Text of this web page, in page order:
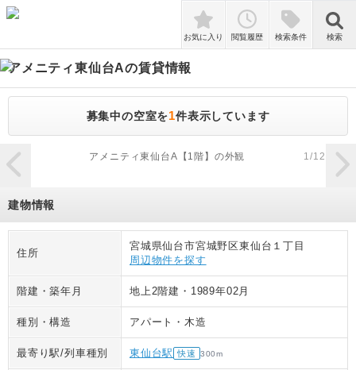
検索
お気に入り 閲覧履歴 検索条件 検索
アメニティ東仙台Aの賃貸情報
募集中の空室を1件表示しています
zoom_in
アメニティ東仙台A【1階】の外観 1/12
建物情報
住所
宮城県仙台市宮城野区東仙台１丁目
周辺物件を探す
階建・築年月 地上2階建 ・ 1989年02月
種別・構造 アパート ・ 木造
最寄り駅/列車種別 東仙台駅 快速 300m